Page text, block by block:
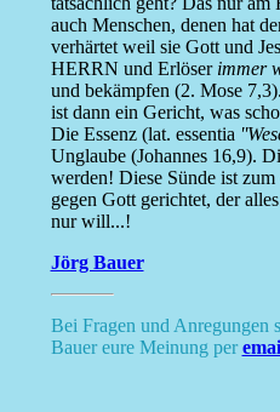
auch Menschen, denen hat
verhärtet weil sie Gott und
HERRN und Erlöser immer
und bekämpfen (2. Mose
ist dann ein Gericht, was
Die Essenz (lat. essentia
Unglaube (Johannes 16,9).
werden! Diese Sünde ist
gegen Gott gerichtet, der
nur will...!
Jörg Bauer
Bei Fragen und Anregungen
Bauer eure Meinung per